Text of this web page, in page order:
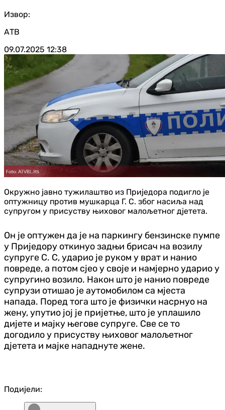
Извор:
АТВ
09.07.2025 12:38
Окружно јавно тужилаштво из Приједора подигло је
оптужницу против мушкарца Г. С. због насиља над
супругом у присуству њиховог малољетног дјетета.
Он је оптужен да је на паркингу бензинске пумпе
у Приједору откинуо задњи брисач на возилу
супруге С. С, ударио је руком у врат и нанио
повреде, а потом сјео у своје и намјерно ударио у
супругино возило. Након што је нанио повреде
супрузи отишао је аутомобилом са мјеста
напада. Поред тога што је физички насрнуо на
жену, упутио јој је пријетње, што је уплашило
дијете и мајку његове супруге. Све се то
догодило у присуству њиховог малољетног
дјетета и мајке нападнуте жене.
Подијели: